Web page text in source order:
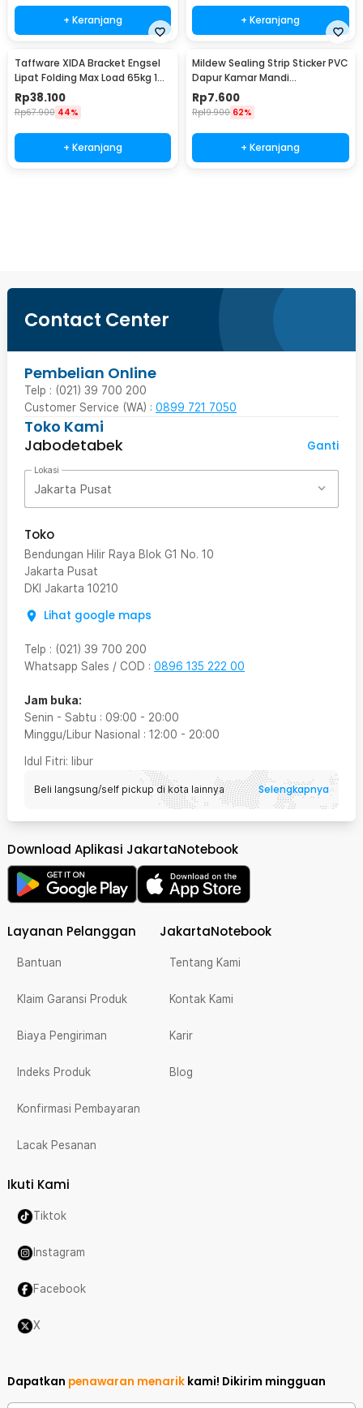
+ Keranjang + Keranjang
Taffware XIDA Bracket Engsel
Lipat Folding Max Load 65kg 14
Inch 2 PCS - JM007
Rp38.100
Rp67.900 44%
+ Keranjang
Mildew Sealing Strip Sticker PVC
Dapur Kamar Mandi
3.7cmx3.2M
Rp7.600
Rp19.900 62%
+ Keranjang
Contact Center
Pembelian Online
Telp : (021) 39 700 200
Customer Service (WA) : 0899 721 7050
Toko Kami
Jabodetabek
Ganti
Lokasi
Jakarta Pusat
Toko
Bendungan Hilir Raya Blok G1 No. 10
Jakarta Pusat
DKI Jakarta 10210
Lihat google maps
Telp : (021) 39 700 200
Whatsapp Sales / COD : 0896 135 222 00
Jam buka:
Senin - Sabtu : 09:00 - 20:00
Minggu/Libur Nasional : 12:00 - 20:00
Idul Fitri: libur
Beli langsung/self pickup di kota lainnya Selengkapnya
Download Aplikasi JakartaNotebook
Layanan Pelanggan
Bantuan
Klaim Garansi Produk
Biaya Pengiriman
Indeks Produk
Konfirmasi Pembayaran
Lacak Pesanan
JakartaNotebook
Tentang Kami
Kontak Kami
Karir
Blog
Ikuti Kami
Tiktok
Instagram
Facebook
X
Dapatkan penawaran menarik kami! Dikirim mingguan